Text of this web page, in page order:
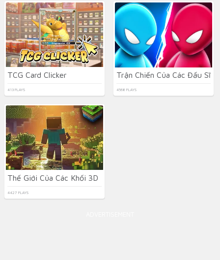
TCG Card Clicker
413 PLAYS
Trận Chiến Của Các Đấu Sĩ
4568 PLAYS
Thế Giới Của Các Khối 3D
4427 PLAYS